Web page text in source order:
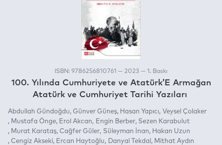
ISBN: 9786256810761 — 2023 — 1. Baskı
100. Yılında Cumhuriyete ve Atatürk’E Armağan
Atatürk ve Cumhuriyet Tarihi Yazıları
Abdullah Gündoğdu Günver Güneş Hasan Yapıcı
Veysel Çolaker
Mustafa Önge
Erol Akcan Engin Berber Sezen Karabulut
Murat Karataş Cağfer Güler Süleyman İnan
Hakan Uzun
Cengiz Akseki
Ercan Haytoğlu Danyal Tekdal
Mithat Aydın